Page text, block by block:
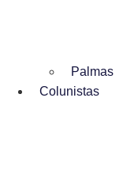
Palmas
Colunistas